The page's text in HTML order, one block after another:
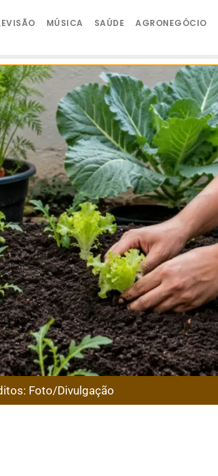
MÚSICA SAÚDE AGRONEGÓCIO
Foto/Divulgação